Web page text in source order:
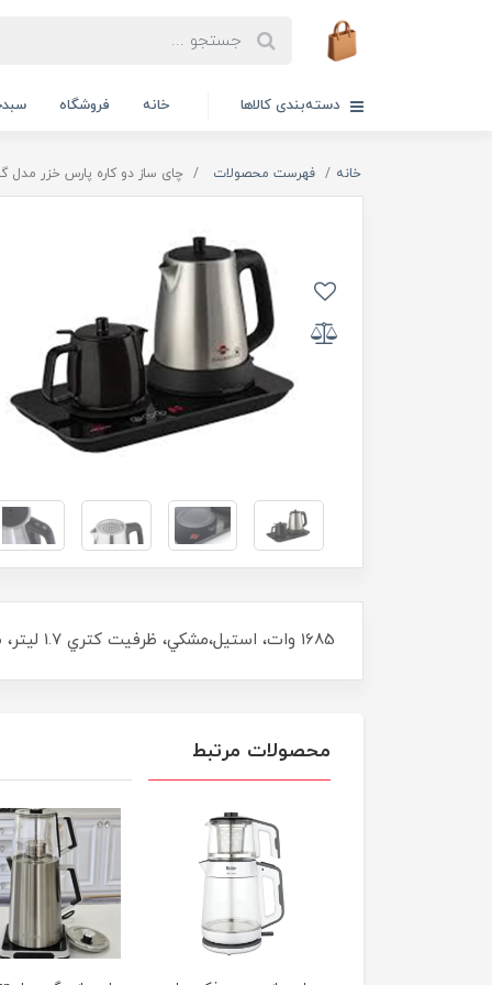
دسته‌بندی کالاها خانه فروشگاه
خانه فهرست محصولات چای ساز دو کاره پارس خزر
1685 وات، استيل،مشكي، ظرفيت كتري 1.7 ليتر، ظرفيت قوري0.7 ليتر، جوش آوردن آب كمتر 4 دقيقه، داراي المنت مخفي و قطع كن اتوماتيك،
محصولات مرتبط